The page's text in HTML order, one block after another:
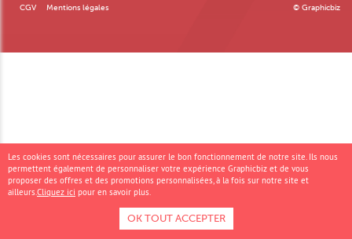
© Graphicbiz
CGV Mentions légales
Les cookies sont nécessaires pour assurer le bon fonctionnement de notre site. Ils nous
permettent également de personnaliser votre expérience Graphicbiz et de vous
proposer des offres et des promotions personnalisées, à la fois sur notre site et
ailleurs.Cliquez ici pour en savoir plus.